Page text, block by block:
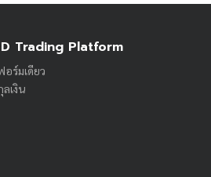
Trading Platform
ร์มเดียว
ลเงิน